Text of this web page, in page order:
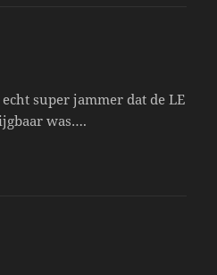
super jammer dat de LE
was….